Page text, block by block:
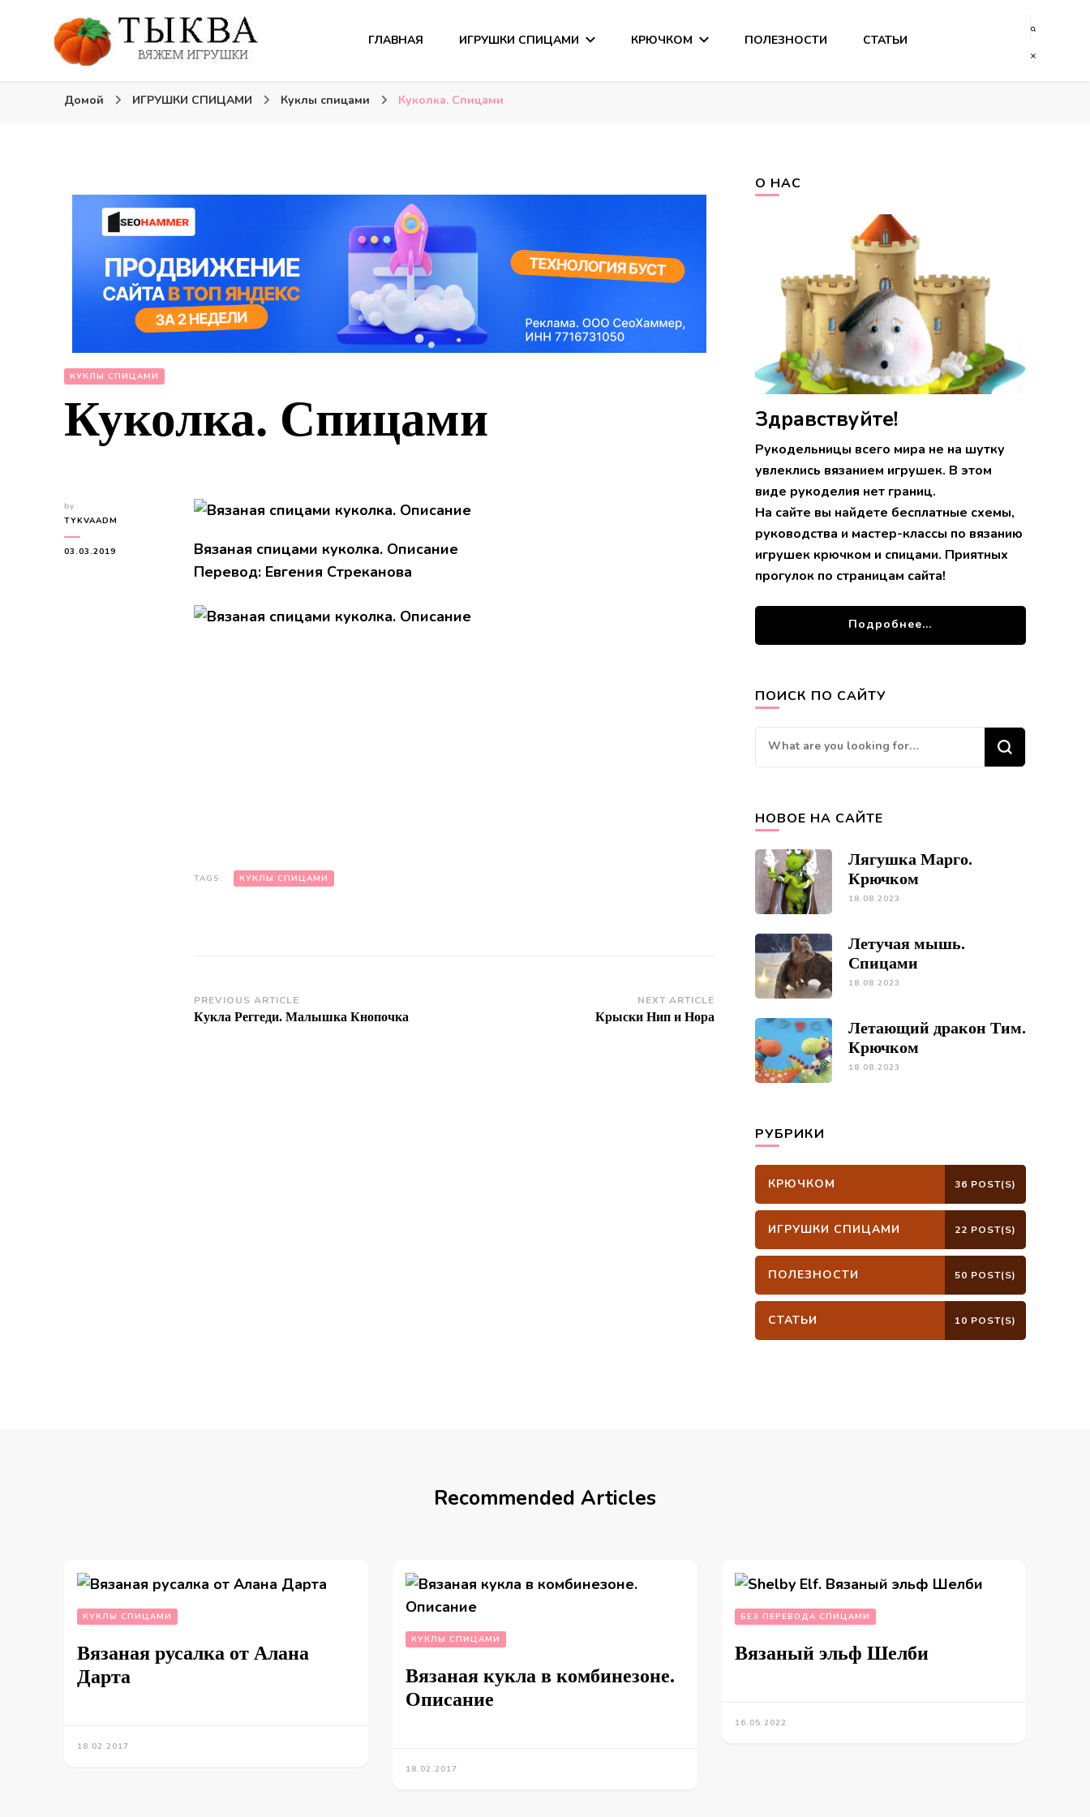
Тыква: Вяжем игрушки
ГЛАВНАЯ ИГРУШКИ СПИЦАМИ КРЮЧКОМ ПОЛЕЗНОСТИ СТАТЬИ
Домой ИГРУШКИ СПИЦАМИ Куклы спицами Куколка. Спицами
КУКЛЫ СПИЦАМИ
Куколка. Спицами
by
TYKVAADM
03.03.2019
Вязаная спицами куколка. Описание
Перевод: Евгения Стреканова
TAGS: КУКЛЫ СПИЦАМИ
Post
Navigation
PREVIOUS ARTICLE
Кукла Реггеди. Малышка Кнопочка
NEXT ARTICLE
Крыски Нип и Нора
О НАС
Здравствуйте!
Рукодельницы всего мира не на шутку
увлеклись вязанием игрушек. В этом
виде рукоделия нет границ.
На сайте вы найдете бесплатные схемы,
руководства и мастер-классы по вязанию
игрушек крючком и спицами. Приятных
прогулок по страницам сайта!
Подробнее...
ПОИСК ПО САЙТУ
Looking
for
НОВОЕ НА САЙТЕ
Лягушка Марго.
Крючком
18.08.2023
Летучая мышь.
Спицами
18.08.2023
Летающий дракон Тим.
Крючком
18.08.2023
РУБРИКИ
КРЮЧКОМ 36 POST(S)
ИГРУШКИ СПИЦАМИ 22 POST(S)
ПОЛЕЗНОСТИ 50 POST(S)
СТАТЬИ 10 POST(S)
Recommended Articles
КУКЛЫ СПИЦАМИ
Вязаная русалка от Алана
Дарта
18.02.2017
КУКЛЫ СПИЦАМИ
Вязаная кукла в комбинезоне.
Описание
18.02.2017
БЕЗ ПЕРЕВОДА СПИЦАМИ
Вязаный эльф Шелби
16.05.2022